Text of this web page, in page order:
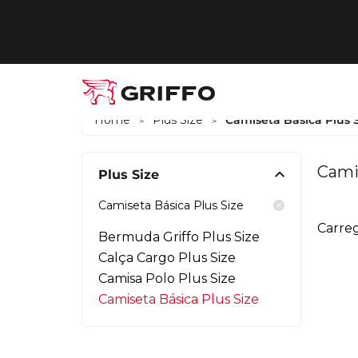
Home > Plus Size > Camiseta Básica Plus
Plus Size
Camiseta Básica Plus Size
Bermuda Griffo Plus Size
Calça Cargo Plus Size
Camisa Polo Plus Size
Camiseta Básica Plus Size